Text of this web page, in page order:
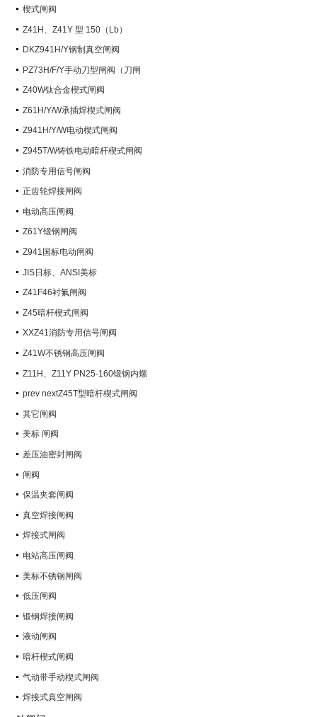
楔式闸阀
Z41H、Z41Y 型 150（Lb）
~600（Lb） 钢制楔式闸阀
DKZ941H/Y钢制真空闸阀
PZ73H/F/Y手动刀型闸阀（刀闸
阀）Z40W钛合金楔式闸阀
Z61H/Y/W承插焊楔式闸阀
Z941H/Y/W电动楔式闸阀
Z945T/W铸铁电动暗杆楔式闸阀
消防专用信号闸阀
正齿轮焊接闸阀
电动高压闸阀
Z61Y锻钢闸阀
Z941国标电动闸阀
JIS日标、ANSI美标
Z41F46衬氟闸阀
Z45暗杆楔式闸阀
XXZ41消防专用信号闸阀
Z41W不锈钢高压闸阀
Z11H、Z11Y PN25-160锻钢内螺
纹楔式闸阀
prev nextZ45T型暗杆楔式闸阀
其它闸阀
美标 闸阀
差压油密封闸阀
闸阀
保温夹套闸阀
真空焊接闸阀
焊接式闸阀
电站高压闸阀
美标不锈钢闸阀
低压闸阀
锻钢焊接闸阀
液动闸阀
暗杆楔式闸阀
气动带手动楔式闸阀
焊接式真空闸阀